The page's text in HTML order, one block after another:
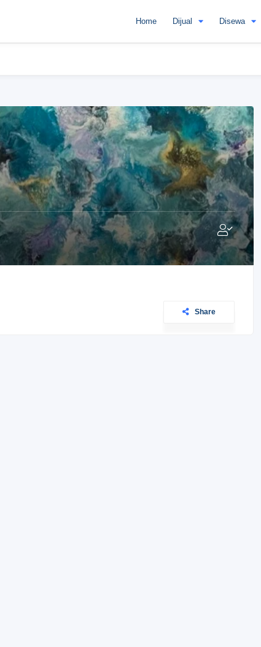
Home Dijual Disewa
Share